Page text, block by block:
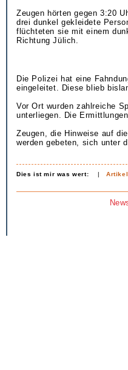
Zeugen hörten gegen 3:20
drei dunkel gekleidete
flüchteten sie mit einem
Richtung Jülich.
Die Polizei hat eine
eingeleitet. Diese blieb
Vor Ort wurden zahlreiche
unterliegen. Die
Zeugen, die Hinweise auf
werden gebeten, sich unter
Dies ist mir was wert: |